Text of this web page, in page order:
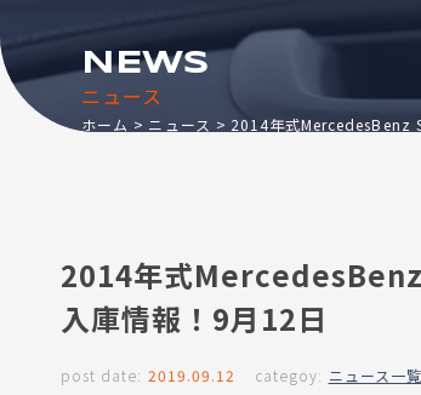
ニュース
NEWS
ホーム ニュース 2014年式MercedesBenz
2014年式MercedesBenz
入庫情報！9月12日
post date: 2019.09.12 categoy: ニュース一覧